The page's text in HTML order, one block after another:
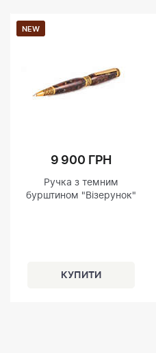
NEW
9 900 ГРН
Ручка з темним
бурштином "Візерунок"